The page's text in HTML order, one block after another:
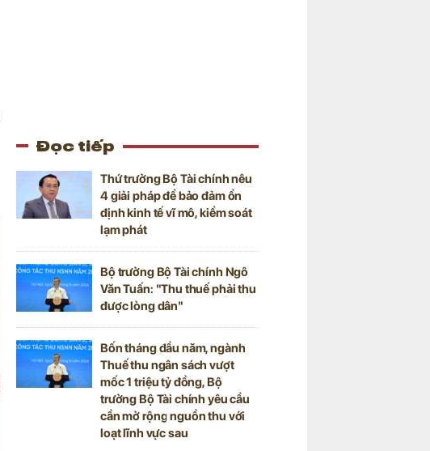
Đọc tiếp
Thứ trưởng Bộ Tài chính nêu
4 giải pháp để bảo đảm ổn
định kinh tế vĩ mô, kiểm soát
lạm phát
Bộ trưởng Bộ Tài chính Ngô
Văn Tuấn: "Thu thuế phải thu
được lòng dân"
Bốn tháng đầu năm, ngành
Thuế thu ngân sách vượt
mốc 1 triệu tỷ đồng, Bộ
trưởng Bộ Tài chính yêu cầu
cần mở rộng nguồn thu với
loạt lĩnh vực sau